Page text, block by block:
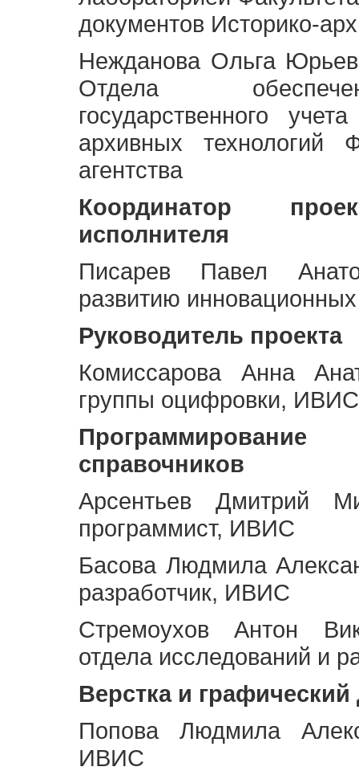
документов Историко-
Нежданова Ольга
Отдела
государственного
архивных технологий
агентства
Координатор
исполнителя
Писарев Павел
развитию
Руководитель проекта
Комиссарова Анна
группы оцифровки, ИВИС
Программирование
справочников
Арсентьев Дмитрий
программист, ИВИС
Басова Людмила
разработчик, ИВИС
Стремоухов Антон
отдела исследований и
Верстка и графический
Попова Людмила
ИВИС